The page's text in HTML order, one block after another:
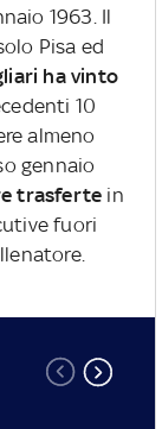
1963. Il
Pisa ed
ha vinto
10
almeno
gennaio
trasferte in
fuori